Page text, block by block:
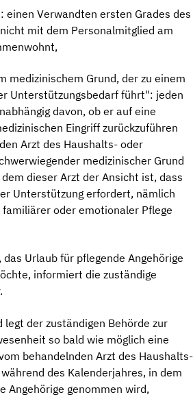
einen Verwandten ersten Grades des
mit dem Personalmitglied am
medizinischem Grund, der zu einem
Unterstützungsbedarf führt": jeden
davon, ob er auf eine
Eingriff zurückzuführen
Arzt des Haushalts- oder
medizinischer Grund
dieser Arzt der Ansicht ist, dass
Unterstützung erfordert, nämlich
familiärer oder emotionaler Pflege
Urlaub für pflegende Angehörige
informiert die zuständige
legt der zuständigen Behörde zur
so bald wie möglich eine
behandelnden Arzt des Haushalts-
des Kalenderjahres, in dem
Angehörige genommen wird,